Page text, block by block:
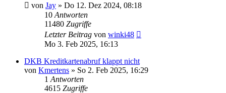
von Jay » Do 12. Dez 2024, 08:18
10 Antworten
11480 Zugriffe
Letzter Beitrag von winki48
Mo 3. Feb 2025, 16:13
DKB Kreditkartenabruf klappt nicht
von Kmertens » So 2. Feb 2025, 16:29
1 Antworten
4615 Zugriffe